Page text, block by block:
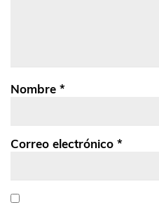
Nombre *
Correo electrónico *